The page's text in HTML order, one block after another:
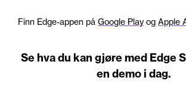
Finn Edge-appen på Google Play og Apple
Se hva du kan gjøre med Edge
en demo i dag.